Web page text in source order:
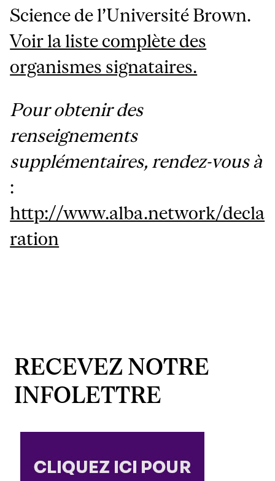
Science de l’Université Brown.
Voir la liste complète des
organismes signataires.
Pour obtenir des
renseignements
supplémentaires, rendez-vous à
:
http://www.alba.network/decla
ration
RECEVEZ NOTRE
INFOLETTRE